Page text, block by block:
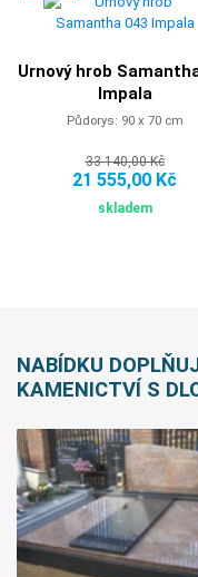
Urnový hrob
Impala
Půdorys: 90 x 70 cm
33 140,00 Kč
21 555,00 Kč
skladem
NABÍDKU
KAMENICTVÍ S